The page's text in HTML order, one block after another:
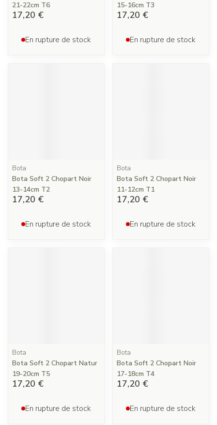
21-22cm T6
17,20 €
En rupture de stock
15-16cm T3
17,20 €
En rupture de stock
Bota
Bota Soft 2 Chopart Noir
13-14cm T2
17,20 €
En rupture de stock
Bota
Bota Soft 2 Chopart Noir
11-12cm T1
17,20 €
En rupture de stock
Bota
Bota Soft 2 Chopart Natur
19-20cm T5
17,20 €
En rupture de stock
Bota
Bota Soft 2 Chopart Noir
17-18cm T4
17,20 €
En rupture de stock